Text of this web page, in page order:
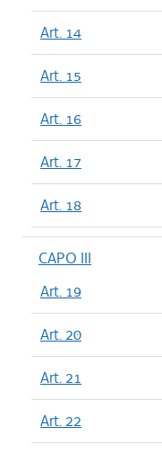
Art. 14
Art. 15
Art. 16
Art. 17
Art. 18
CAPO III
Art. 19
Art. 20
Art. 21
Art. 22